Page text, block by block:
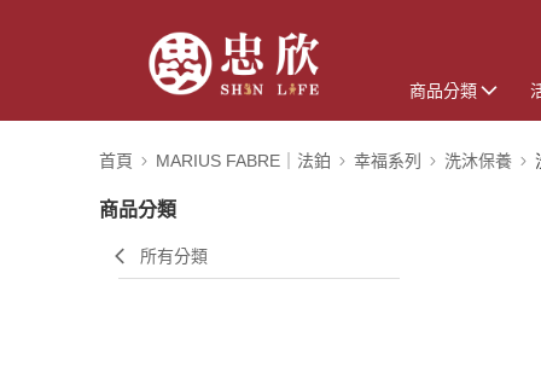
商品分類
首頁 MARIUS FABRE｜法鉑 幸福系列 洗沐保養
商品分類
所有分類